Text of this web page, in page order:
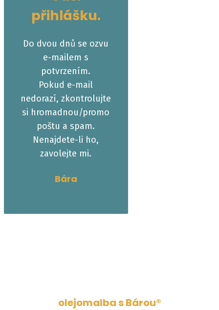
přihlášku.
Do dvou dnů se ozvu
e-mailem s
potvrzením.
Pokud e-mail
nedorazí, zkontrolujte
si hromadnou/promo
poštu a spam.
Nenajdete-li ho,
zavolejte mi.
Bára
olejomalba s Bárou®